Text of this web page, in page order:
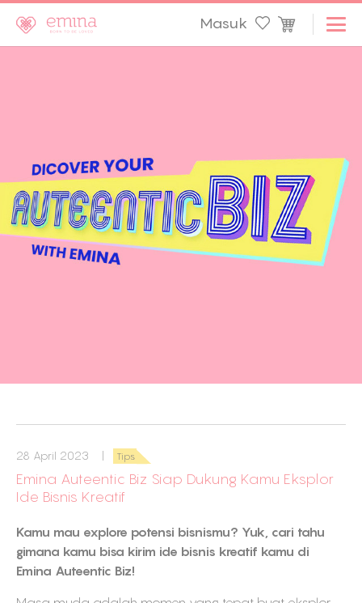
Masuk
28 April 2023 | Tips
Emina Auteentic Biz Siap Dukung Kamu Eksplor
Ide Bisnis Kreatif
Kamu mau explore potensi bisnismu? Yuk, cari tahu
gimana kamu bisa kirim ide bisnis kreatif kamu di
Emina Auteentic Biz!